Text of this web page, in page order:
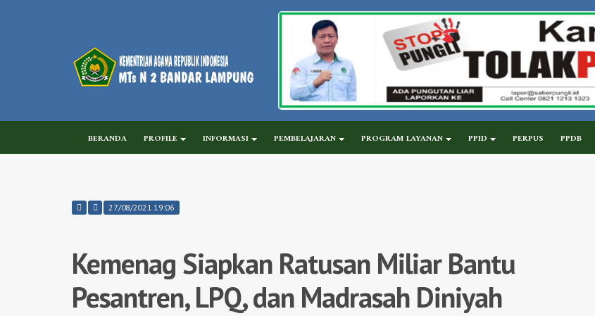
BERANDA PROFILE INFORMASI PEMBELAJARAN PROGRAM LAYANAN PPID PERPUS PPDB
27/08/2021 19:06
Kemenag Siapkan Ratusan Miliar Bantu
Pesantren, LPQ, dan Madrasah Diniyah